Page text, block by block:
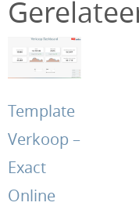
Template
Verkoop –
Exact
Online